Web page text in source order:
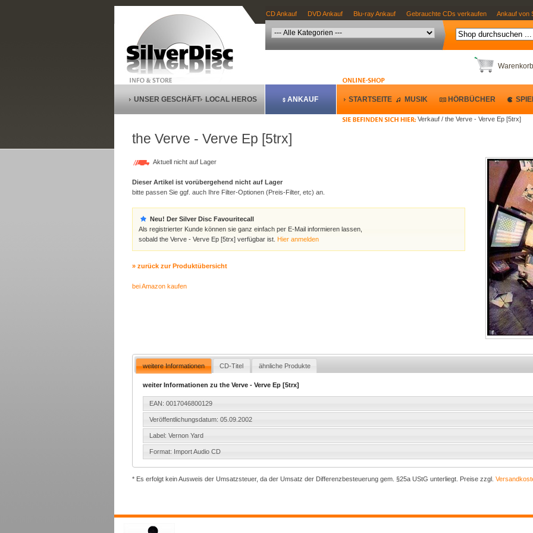
CD Ankauf DVD Ankauf Blu-ray Ankauf Gebrauchte CDs verkaufen Ankauf von
Warenkorb
Verkauf / the Verve - Verve Ep [5trx]
UNSER GESCHÄFT LOCAL HEROS ANKAUF STARTSEITE MUSIK HÖRBÜCHER
the Verve - Verve Ep [5trx]
Aktuell nicht auf Lager
Dieser Artikel ist vorübergehend nicht auf Lager
bitte passen Sie ggf. auch Ihre Filter-Optionen (Preis-Filter, etc) an.
Neu! Der Silver Disc Favouritecall
Als registrierter Kunde können sie ganz einfach per E-Mail informieren lassen,
sobald the Verve - Verve Ep [5trx] verfügbar ist. Hier anmelden
» zurück zur Produktübersicht
bei Amazon kaufen
weitere Informationen CD-Titel ähnliche Produkte
weiter Informationen zu the Verve - Verve Ep [5trx]
EAN: 0017046800129
Veröffentlichungsdatum: 05.09.2002
Label: Vernon Yard
Format: Import Audio CD
* Es erfolgt kein Ausweis der Umsatzsteuer, da der Umsatz der Differenzbesteuerung gem. §25a UStG unterliegt. Preise zzgl.